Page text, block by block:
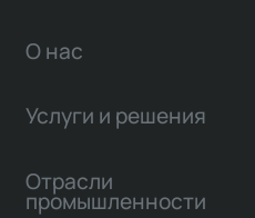
О нас
Услуги и решения
Отрасли
промышленности